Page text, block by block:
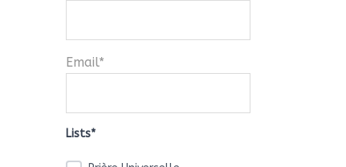
Email*
Lists*